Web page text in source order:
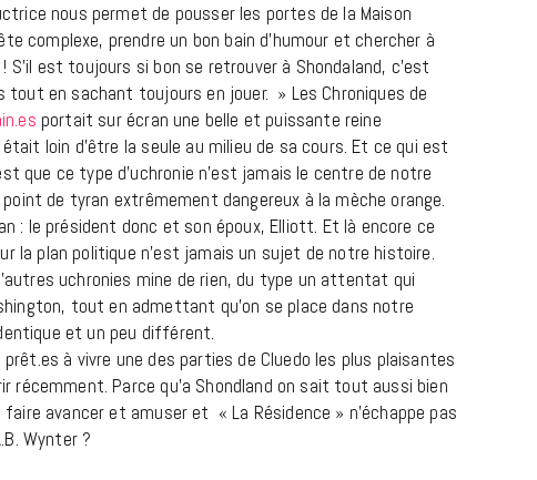
nous permet de pousser les portes de la Maison
complexe, prendre un bon bain d’humour et chercher à
S’il est toujours si bon se retrouver à Shondaland, c’est
tout en sachant toujours en jouer. » Les Chroniques de
portait sur écran une belle et puissante reine
loin d’être la seule au milieu de sa cours. Et ce qui est
que ce type d’uchronie n’est jamais le centre de notre
de tyran extrêmement dangereux à la mèche orange.
: le président donc et son époux, Elliott. Et là encore ce
la plan politique n’est jamais un sujet de notre histoire.
uchronies mine de rien, du type un attentat qui
tout en admettant qu’on se place dans notre
et un peu différent.
à vivre une des parties de Cluedo les plus plaisantes
Parce qu’a Shondland on sait tout aussi bien
avancer et amuser et « La Résidence » n’échappe pas
Wynter ?
CINÉMA ET SÉRIES
Disclosure Day : le retour en grâce
de Steven Spielberg
9 JUIN 2026